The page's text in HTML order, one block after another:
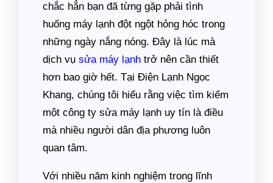
chắc hẳn bạn đã từng gặp phải tình
huống máy lạnh đột ngột hỏng hóc trong
những ngày nắng nóng. Đây là lúc mà
dịch vụ sửa máy lạnh trở nên cần thiết
hơn bao giờ hết. Tại Điện Lạnh Ngọc
Khang, chúng tôi hiểu rằng việc tìm kiếm
một công ty sửa máy lạnh uy tín là điều
mà nhiều người dân địa phương luôn
quan tâm.
Với nhiều năm kinh nghiệm trong lĩnh